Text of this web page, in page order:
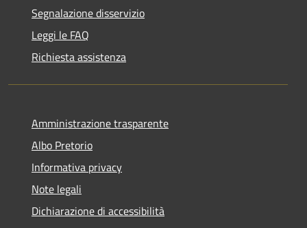
Segnalazione disservizio
Leggi le FAQ
Richiesta assistenza
Amministrazione trasparente
Albo Pretorio
Informativa privacy
Note legali
Dichiarazione di accessibilità